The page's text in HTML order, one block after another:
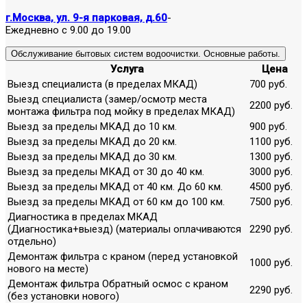
г.Москва, ул. 9-я парковая, д.60-
Ежедневно с 9.00 до 19.00
Обслуживание бытовых систем водоочистки. Основные работы.
Услуга
Цена
Выезд специалиста (в пределах МКАД)
700 руб.
Выезд специалиста (замер/осмотр места
монтажа фильтра под мойку в пределах МКАД)
2200 руб.
Выезд за пределы МКАД до 10 км.
900 руб.
Выезд за пределы МКАД до 20 км.
1100 руб.
Выезд за пределы МКАД до 30 км.
1300 руб.
Выезд за пределы МКАД от 30 до 40 км.
3000 руб.
Выезд за пределы МКАД от 40 км. До 60 км.
4500 руб.
Выезд за пределы МКАД от 60 км до 100 км.
7500 руб.
Диагностика в пределах МКАД
(Диагностика+выезд) (материалы оплачиваются
отдельно)
2290 руб.
Демонтаж фильтра с краном (перед установкой
нового на месте)
1000 руб.
Демонтаж фильтра Обратный осмос с краном
(без установки нового)
2290 руб.